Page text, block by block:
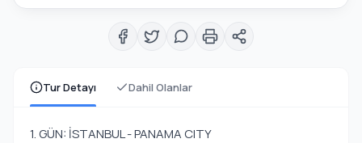
Tur Detayı Dahil Olanlar
1. GÜN: İSTANBUL - PANAMA CITY